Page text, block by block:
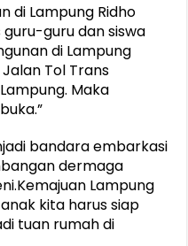
di Lampung Ridho
guru-guru dan siswa
di Lampung
Tol Trans
Maka
bandara embarkasi
dermaga
Lampung
kita harus siap
tuan rumah di